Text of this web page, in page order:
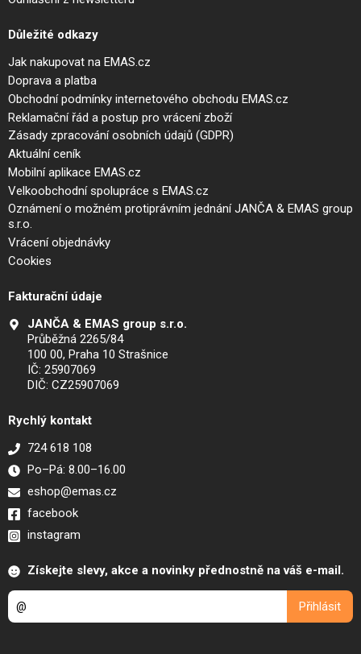
Důležité odkazy
Jak nakupovat na EMAS.cz
Doprava a platba
Obchodní podmínky internetového obchodu EMAS.cz
Reklamační řád a postup pro vrácení zboží
Zásady zpracování osobních údajů (GDPR)
Aktuální ceník
Mobilní aplikace EMAS.cz
Velkoobchodní spolupráce s EMAS.cz
Oznámení o možném protiprávním jednání JANČA & EMAS group
s.r.o.
Vrácení objednávky
Cookies
Fakturační údaje
JANČA & EMAS group s.r.o.
Průběžná 2265/84
100 00, Praha 10 Strašnice
IČ: 25907069
DIČ: CZ25907069
Rychlý kontakt
724 618 108
Po–Pá: 8.00–16.00
eshop@emas.cz
facebook
instagram
Získejte slevy, akce a novinky přednostně na váš e-mail.